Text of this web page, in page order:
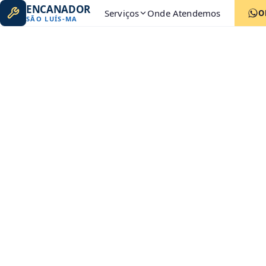
ENCANADOR
SÃO LUÍS-MA Serviços Onde Atendemos